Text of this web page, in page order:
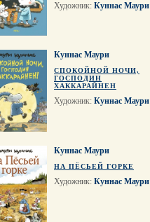
Художник: Куннас Маури
Куннас Маури
СПОКОЙНОЙ НОЧИ,
ГОСПОДИН
ХАККАРАЙНЕН
Художник: Куннас Маури
Куннас Маури
НА ПЁСЬЕЙ ГОРКЕ
Художник: Куннас Маури